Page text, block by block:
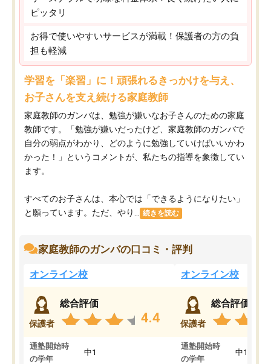
ピッタリ
お得で使いやすいサービスが満載！保護者の方の負
担も軽減
学習を「楽習」に！頑張れるきっかけを与え、
お子さんを支え続ける家庭教師
家庭教師のガンバは、勉強が嫌いなお子さんのための家庭
教師です。「勉強が嫌いだったけど、家庭教師のガンバで
自分の弱点がわかり、どのように勉強していけばいいかわ
かった！」というコメントが、私たちの指導を象徴してい
ます。
すべてのお子さんは、本心では「できるようになりたい」
と願っています。ただ、やり...
続きを読む
家庭教師のガンバの口コミ・評判
オンライン校
保護者
総合評価
4.4
通塾開始時
の学年
中1
オンライン校
保護者
総合評価
通塾開始時
の学年
中1